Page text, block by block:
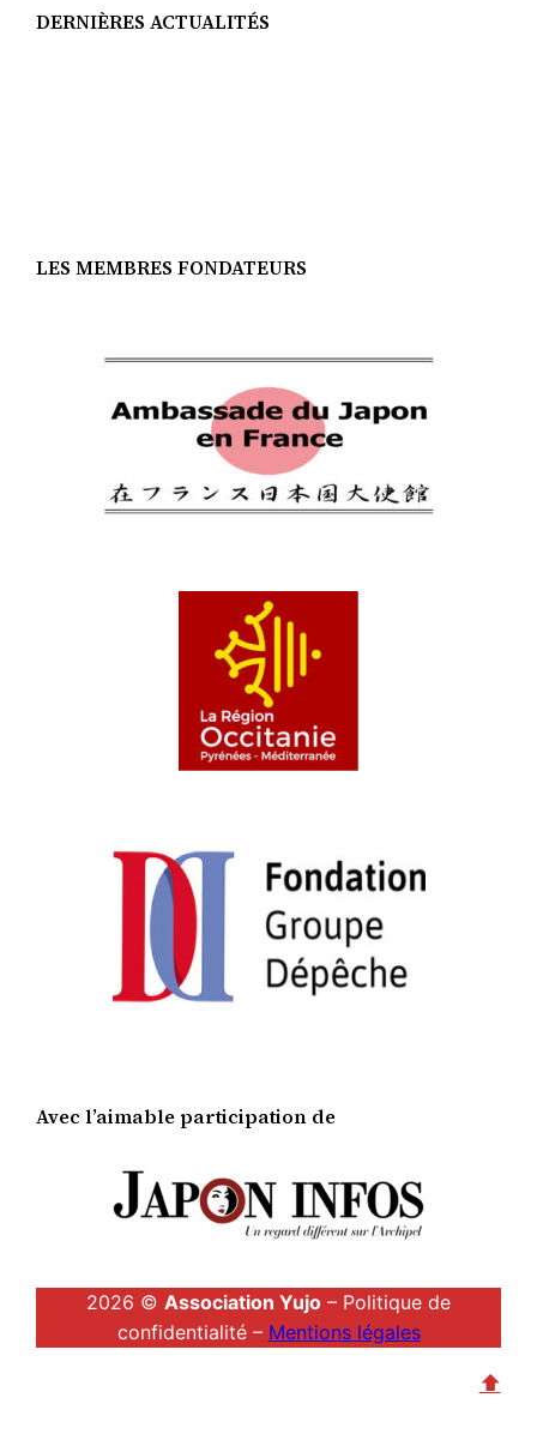
DERNIÈRES ACTUALITÉS
LES MEMBRES FONDATEURS
Avec l’aimable participation de
2026 © Association Yujo – Politique de
confidentialité – Mentions légales
⬆︎